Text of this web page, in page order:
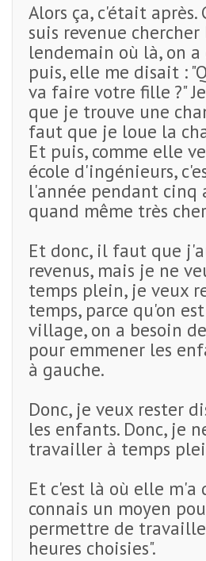
Alors ça, c'était après.
suis revenue
lendemain où là, on a
puis, elle me disait :
va faire votre fille ?"
que je trouve une
faut que je loue la
Et puis, comme elle
école d'ingénieurs,
l'année pendant cinq
quand même très
Et donc, il faut que
revenus, mais je ne
temps plein, je veux
temps, parce qu'on
village, on a besoin
pour emmener les
à gauche.
Donc, je veux rester
les enfants. Donc, je
travailler à temps
Et c'est là où elle m'a
connais un moyen
permettre de
heures choisies".